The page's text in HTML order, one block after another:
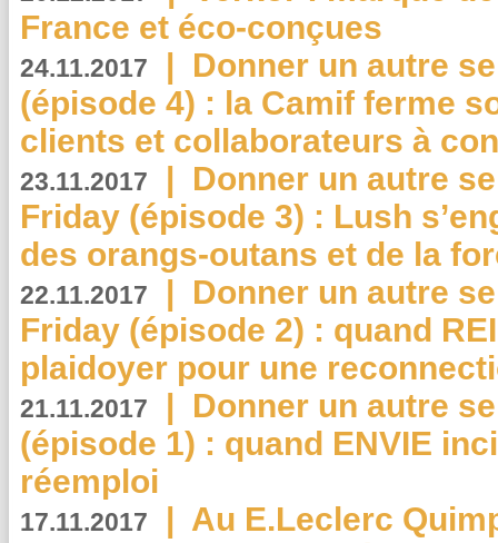
France et éco-conçues
24.11.2017 | Donner un autre
(épisode 4) : la Camif ferme
clients et collaborateurs à
23.11.2017 | Donner un autre
Friday (épisode 3) : Lush
des orangs-outans et de la
22.11.2017 | Donner un autre
Friday (épisode 2) : quand
plaidoyer pour une
21.11.2017 | Donner un autre
(épisode 1) : quand ENVIE
réemploi
17.11.2017 | Au E.Leclerc